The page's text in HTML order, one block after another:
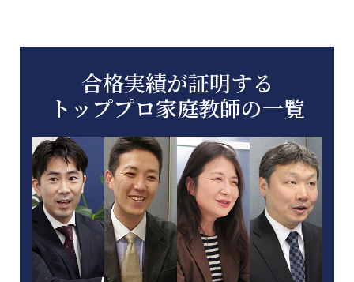
合格実績が証明する
トッププロ家庭教師の一覧